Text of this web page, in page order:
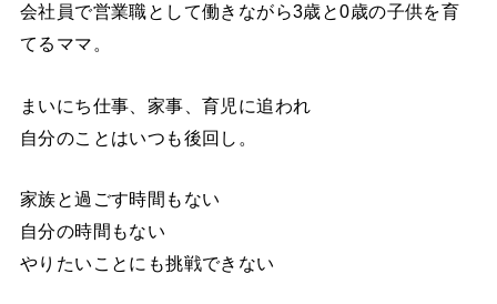
会社員で営業職として働きながら3歳と0歳の子供を育
てるママ。
まいにち仕事、家事、育児に追われ
自分のことはいつも後回し。
家族と過ごす時間もない
自分の時間もない
やりたいことにも挑戦できない